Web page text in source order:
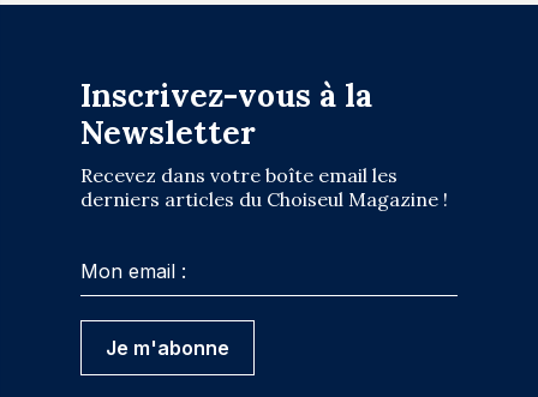
Inscrivez-vous à la
Newsletter
Recevez dans votre boîte email les
derniers articles du Choiseul Magazine !